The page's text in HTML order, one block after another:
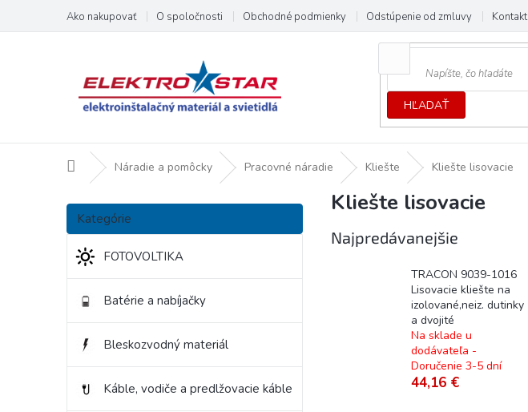
obsah
Ako nakupovať O spoločnosti Obchodné podmienky Odstúpenie od zmluvy Kontakt
HĽADAŤ
DomovNáradie a pomôcky Pracovné náradie Kliešte Kliešte lisovacie
B
č
n
Preskočiť
kategórie
Kategórie
FOTOVOLTIKA
Batérie a nabíjačky
Bleskozvodný materiál
Káble, vodiče a predlžovacie káble
Kliešte lisovacie
Najpredávanejšie
TRACON 9039-1016
Lisovacie kliešte na
izolované,neiz. dutinky
a dvojité
Na sklade u
dodávateľa -
Doručenie 3-5 dní
44,16 €